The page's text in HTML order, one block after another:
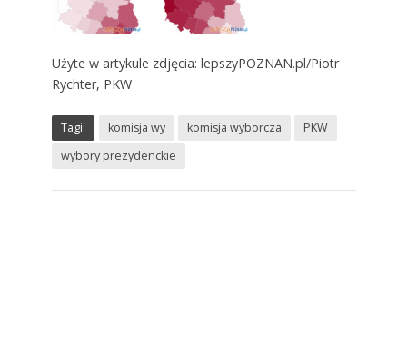
Użyte w artykule zdjęcia: lepszyPOZNAN.pl/Piotr
Rychter, PKW
Tagi: komisja wy komisja wyborcza
PKW
wybory prezydenckie